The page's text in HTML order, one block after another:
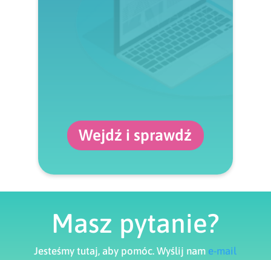
Wejdź i sprawdź
Masz pytanie?
Jesteśmy tutaj, aby pomóc. Wyślij nam e-mail